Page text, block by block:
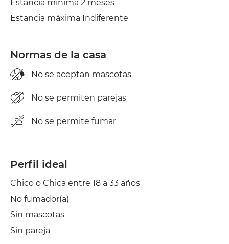
Balcón
Plancha
Secadora
Aire acond.
Estancia mínima 2 meses
Estancia máxima Indiferente
Normas de la casa
No se aceptan mascotas
No se permiten parejas
No se permite fumar
Perfil ideal
Chico o Chica entre 18 a 33 años
No fumador(a)
Sin mascotas
Sin pareja